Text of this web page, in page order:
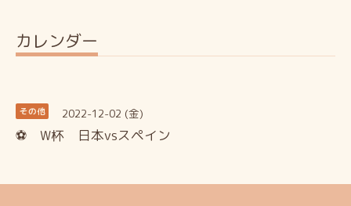
カレンダー
その他 2022-12-02 (金)
⚽ W杯 日本vsスペイン